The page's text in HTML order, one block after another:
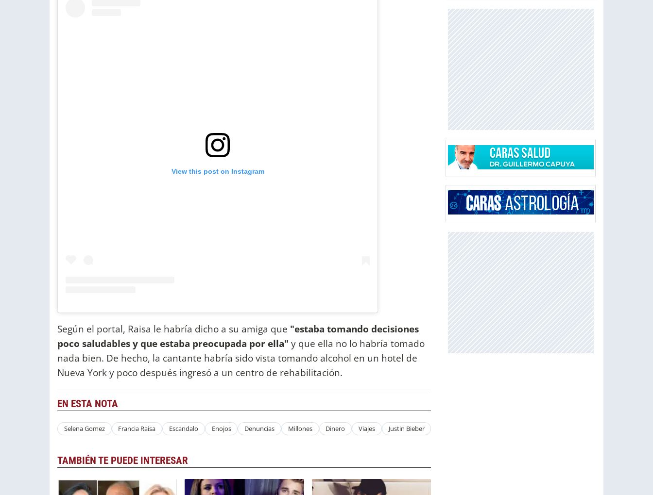
View this post on Instagram
Según el portal, Raisa le habría dicho a su amiga que "estaba tomando decisiones
poco saludables y que estaba preocupada por ella" y que ella no lo habría tomado
nada bien. De hecho, la cantante habría sido vista tomando alcohol en un hotel de
Nueva York y poco después ingresó a un centro de rehabilitación.
EN ESTA NOTA
Selena Gomez Francia Raisa Escandalo Enojos Denuncias Millones Dinero Viajes Justin Bieber
TAMBIÉN TE PUEDE INTERESAR